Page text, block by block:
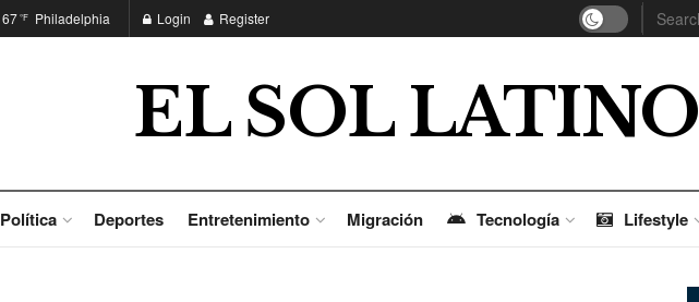
67°F Philadelphia Login Register
EL SOL LATINO
Política Deportes Entretenimiento Migración Tecnología Lifestyle